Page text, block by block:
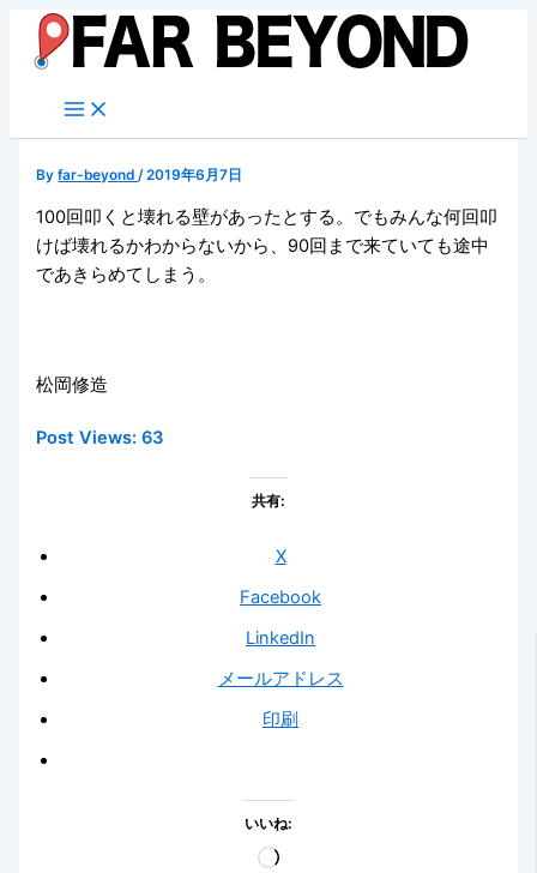
キ
Byfar-beyond/2019年6月7日
100回叩くと壊れる壁があったとする。でもみんな何回叩
けば壊れるかわからないから、90回まで来ていても途中
であきらめてしまう。
松岡修造
Post Views: 63
共有:
X
Facebook
LinkedIn
メールアドレス
印刷
いいね:
読